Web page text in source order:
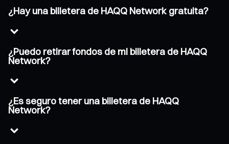
¿Hay una billetera de HAQQ Network gratuita?
¿Puedo retirar fondos de mi billetera de HAQQ
Network?
¿Es seguro tener una billetera de HAQQ
Network?